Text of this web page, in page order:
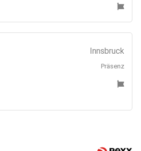
Innsbruck
Präsenz